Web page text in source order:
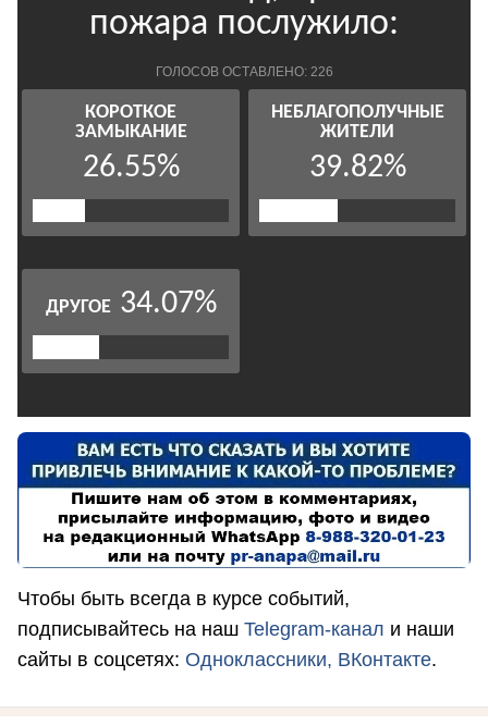
Чтобы быть всегда в курсе событий,
подписывайтесь на наш Telegram-канал и наши
сайты в соцсетях: Одноклассники, ВКонтакте.